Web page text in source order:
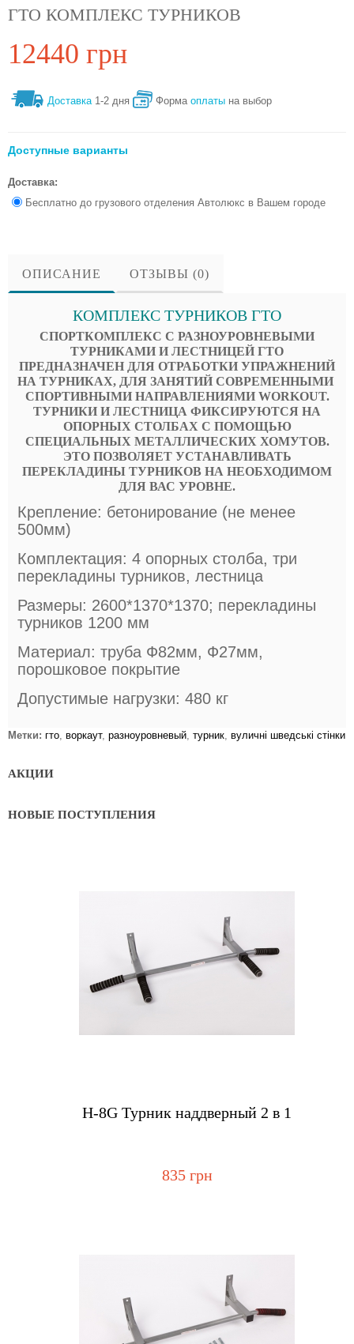
ГТО КОМПЛЕКС ТУРНИКОВ
12440 грн
Доставка1-2 дня Форма оплаты на выбор
Доступные варианты
Доставка:
Бесплатно до грузового отделения Автолюкс в Вашем городе
ОПИСАНИЕ ОТЗЫВЫ (0)
КОМПЛЕКС ТУРНИКОВ ГТО
СПОРТКОМПЛЕКС С РАЗНОУРОВНЕВЫМИ
ТУРНИКАМИ И ЛЕСТНИЦЕЙ ГТО
ПРЕДНАЗНАЧЕН ДЛЯ ОТРАБОТКИ УПРАЖНЕНИЙ
НА ТУРНИКАХ, ДЛЯ ЗАНЯТИЙ СОВРЕМЕННЫМИ
СПОРТИВНЫМИ НАПРАВЛЕНИЯМИ WORKOUT.
ТУРНИКИ И ЛЕСТНИЦА ФИКСИРУЮТСЯ НА
ОПОРНЫХ СТОЛБАХ С ПОМОЩЬЮ
СПЕЦИАЛЬНЫХ МЕТАЛЛИЧЕСКИХ ХОМУТОВ.
ЭТО ПОЗВОЛЯЕТ УСТАНАВЛИВАТЬ
ПЕРЕКЛАДИНЫ ТУРНИКОВ НА НЕОБХОДИМОМ
ДЛЯ ВАС УРОВНЕ.
Крепление: бетонирование (не менее
500мм)
Комплектация: 4 опорных столба, три
перекладины турников, лестница
Размеры: 2600*1370*1370; перекладины
турников 1200 мм
Материал: труба Ф82мм, Ф27мм,
порошковое покрытие
Допустимые нагрузки: 480 кг
Метки: гто, воркаут, разноуровневый, турник, вуличні шведські стінки
АКЦИИ
НОВЫЕ ПОСТУПЛЕНИЯ
Н-8G Турник наддверный 2 в 1
835 грн